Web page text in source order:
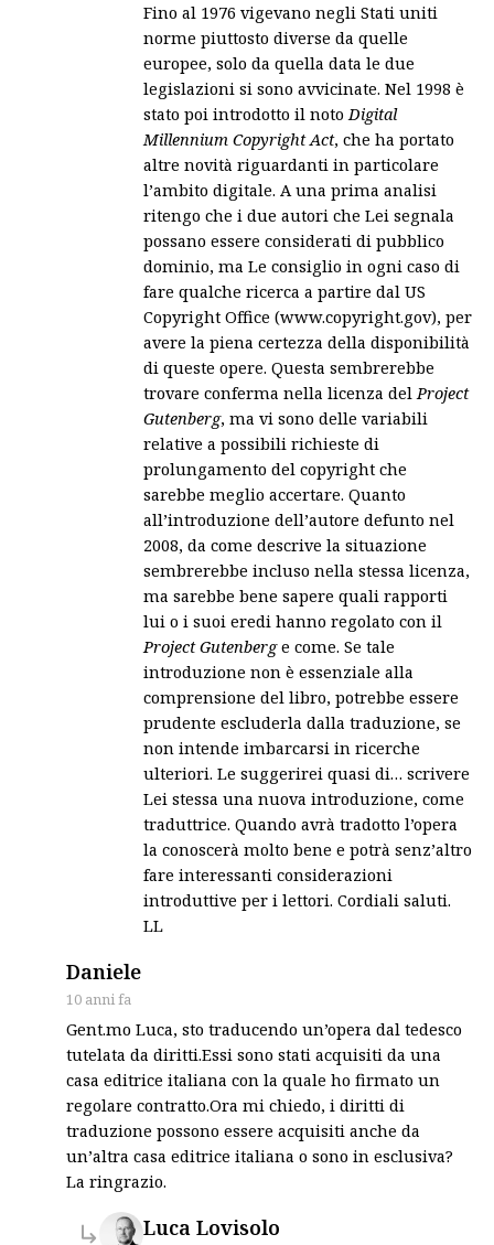
Fino al 1976 vigevano negli Stati uniti
norme piuttosto diverse da quelle
europee, solo da quella data le due
legislazioni si sono avvicinate. Nel 1998 è
stato poi introdotto il notoDigital
Millennium Copyright Act, che ha portato
altre novità riguardanti in particolare
l’ambito digitale. A una prima analisi
ritengo che i due autori che Lei segnala
possano essere considerati di pubblico
dominio, ma Le consiglio in ogni caso di
fare qualche ricerca a partire dal US
Copyright Office (www.copyright.gov), per
avere la piena certezza della disponibilità
di queste opere. Questa sembrerebbe
trovare conferma nella licenza delProject
Gutenberg, ma vi sono delle variabili
relative a possibili richieste di
prolungamento del copyright che
sarebbe meglio accertare. Quanto
all’introduzione dell’autore defunto nel
2008, da come descrive la situazione
sembrerebbe incluso nella stessa licenza,
ma sarebbe bene sapere quali rapporti
lui o i suoi eredi hanno regolato con il
Project Gutenberge come. Se tale
introduzione non è essenziale alla
comprensione del libro, potrebbe essere
prudente escluderla dalla traduzione, se
non intende imbarcarsi in ricerche
ulteriori. Le suggerirei quasi di… scrivere
Lei stessa una nuova introduzione, come
traduttrice. Quando avrà tradotto l’opera
la conoscerà molto bene e potrà senz’altro
fare interessanti considerazioni
introduttive per i lettori. Cordiali saluti.
LL
Danielesays:
10 anni fa
Gent.mo Luca, sto traducendo un’opera dal tedesco
tutelata da diritti.Essi sono stati acquisiti da una
casa editrice italiana con la quale ho firmato un
regolare contratto.Ora mi chiedo, i diritti di
traduzione possono essere acquisiti anche da
un’altra casa editrice italiana o sono in esclusiva?
La ringrazio.
Luca Lovisolo